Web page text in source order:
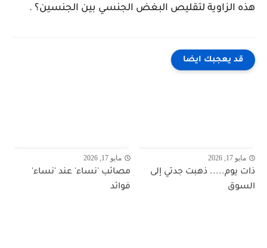
هذه الزاوية لتقليص البغض الجنسي بين الجنسين؟ .
قد يعجبك ايضا
مايو 17, 2026
ذات يوم..... ذهبت جدتي إلى
السوق
مايو 17, 2026
مصائب 'نساء' عند 'نساء'
فوائد